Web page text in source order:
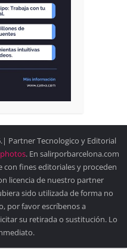
Partner Tecnologico y Editorial
. En salirporbarcelona.com
con fines editoriales y proceden
licencia de nuestro partner
sido utilizada de forma no
por favor escríbenos a
su retirada o sustitución. Lo